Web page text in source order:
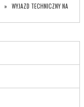
» WYJAZD TECHNICZNY NA